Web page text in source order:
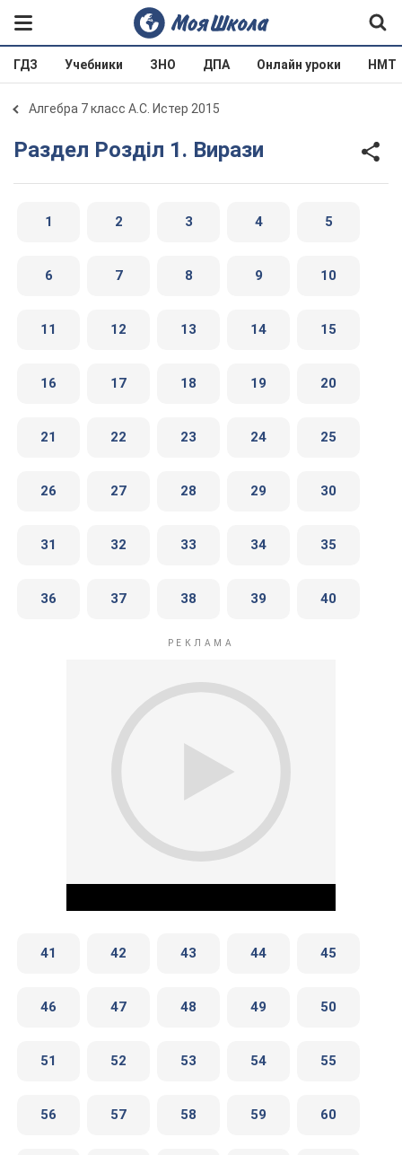
ГДЗ Учебники ЗНО ДПА Онлайн уроки НМТ
Алгебра 7 класс А.С. Истер 2015
Раздел Розділ 1. Вирази
1 2 3 4 5
6 7 8 9 10
11 12 13 14 15
16 17 18 19 20
21 22 23 24 25
26 27 28 29 30
31 32 33 34 35
36 37 38 39 40
Play Video
41 42 43 44 45
46 47 48 49 50
51 52 53 54 55
56 57 58 59 60